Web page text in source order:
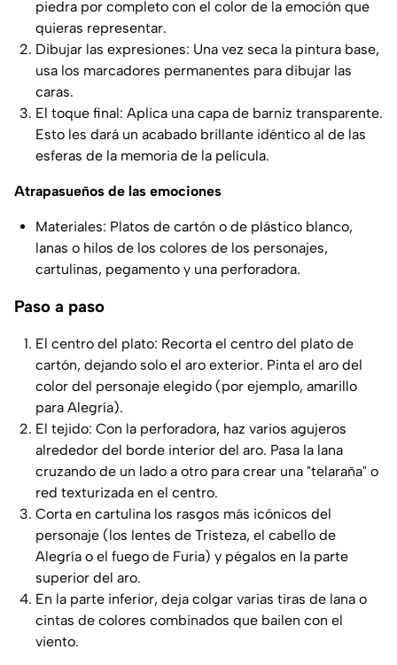
piedra por completo con el color de la emoción que
quieras representar.
Dibujar las expresiones: Una vez seca la pintura base,
usa los marcadores permanentes para dibujar las
caras.
El toque final: Aplica una capa de barniz transparente.
Esto les dará un acabado brillante idéntico al de las
esferas de la memoria de la película.
Atrapasueños de las emociones
Materiales: Platos de cartón o de plástico blanco,
lanas o hilos de los colores de los personajes,
cartulinas, pegamento y una perforadora.
Paso a paso
El centro del plato: Recorta el centro del plato de
cartón, dejando solo el aro exterior. Pinta el aro del
color del personaje elegido (por ejemplo, amarillo
para Alegría).
El tejido: Con la perforadora, haz varios agujeros
alrededor del borde interior del aro. Pasa la lana
cruzando de un lado a otro para crear una "telaraña" o
red texturizada en el centro.
Corta en cartulina los rasgos más icónicos del
personaje (los lentes de Tristeza, el cabello de
Alegría o el fuego de Furia) y pégalos en la parte
superior del aro.
En la parte inferior, deja colgar varias tiras de lana o
cintas de colores combinados que bailen con el
viento.